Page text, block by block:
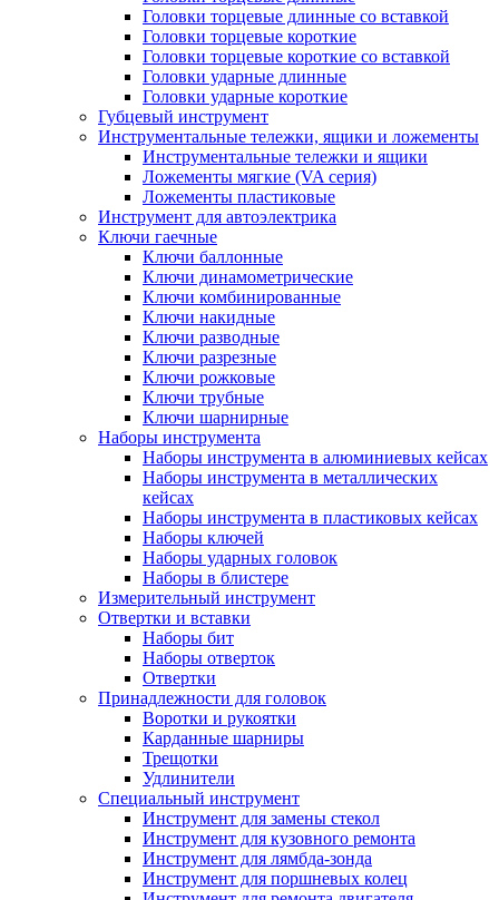
Головки торцевые длинные со вставкой
Головки торцевые короткие
Головки торцевые короткие со вставкой
Головки ударные длинные
Головки ударные короткие
Губцевый инструмент
Инструментальные тележки, ящики и ложементы
Инструментальные тележки и ящики
Ложементы мягкие (VA серия)
Ложементы пластиковые
Инструмент для автоэлектрика
Ключи гаечные
Ключи баллонные
Ключи динамометрические
Ключи комбинированные
Ключи накидные
Ключи разводные
Ключи разрезные
Ключи рожковые
Ключи трубные
Ключи шарнирные
Наборы инструмента
Наборы инструмента в алюминиевых кейсах
Наборы инструмента в металлических
кейсах
Наборы инструмента в пластиковых кейсах
Наборы ключей
Наборы ударных головок
Наборы в блистере
Измерительный инструмент
Отвертки и вставки
Наборы бит
Наборы отверток
Отвертки
Принадлежности для головок
Воротки и рукоятки
Карданные шарниры
Трещотки
Удлинители
Специальный инструмент
Инструмент для замены стекол
Инструмент для кузовного ремонта
Инструмент для лямбда-зонда
Инструмент для поршневых колец